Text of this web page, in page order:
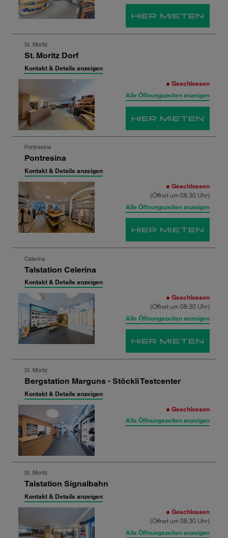
HIER MIETEN
Zum
nächsten
Shop-
Ergebnis
St. Moritz
St. Moritz Dorf
Kontakt & Details anzeigen
Geschlossen
Alle Öffnungszeiten anzeigen
HIER MIETEN
Zum
nächsten
Shop-
Ergebnis
springen
Pontresina
Pontresina
Kontakt & Details anzeigen
Geschlossen
(Öffnet um 08:30 Uhr)
Alle Öffnungszeiten anzeigen
HIER MIETEN
Zum
nächsten
Shop-
Ergebnis
springen
Celerina
Talstation Celerina
Kontakt & Details anzeigen
Geschlossen
(Öffnet um 08:30 Uhr)
Alle Öffnungszeiten anzeigen
HIER MIETEN
Zum
nächsten
Shop-
Ergebnis
springen
St. Moritz
Bergstation Marguns - Stöckli Testcenter
Kontakt & Details anzeigen
Geschlossen
Alle Öffnungszeiten anzeigen
Zum
nächsten
Shop-
Ergebnis
springen
St. Moritz
Talstation Signalbahn
Kontakt & Details anzeigen
Geschlossen
(Öffnet um 08:30 Uhr)
Alle Öffnungszeiten anzeigen